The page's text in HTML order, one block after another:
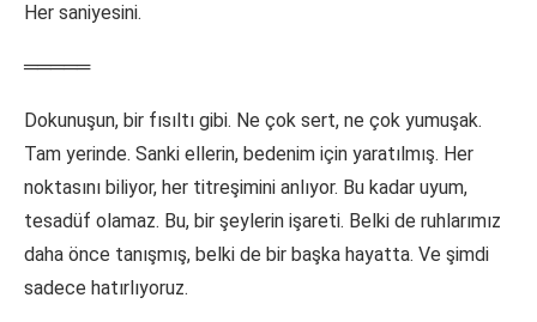
Her saniyesini.
═════
Dokunuşun, bir fısıltı gibi. Ne çok sert, ne çok yumuşak.
Tam yerinde. Sanki ellerin, bedenim için yaratılmış. Her
noktasını biliyor, her titreşimini anlıyor. Bu kadar uyum,
tesadüf olamaz. Bu, bir şeylerin işareti. Belki de ruhlarımız
daha önce tanışmış, belki de bir başka hayatta. Ve şimdi
sadece hatırlıyoruz.